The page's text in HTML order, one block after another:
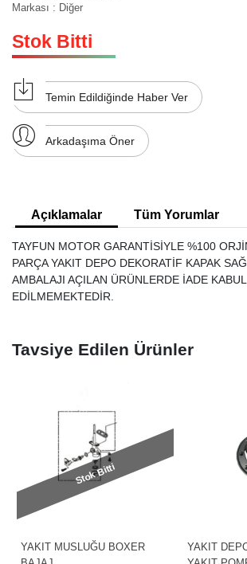
Markası : Diğer
Stok Bitti
Temin Edildiğinde Haber Ver
Arkadaşıma Öner
Açıklamalar Tüm Yorumlar
TAYFUN MOTOR GARANTİSİYLE %100
PARÇA YAKIT DEPO DEKORATİF KAPAK
AMBALAJI AÇILAN ÜRÜNLERDE İADE KABUL
EDİLMEMEKTEDİR.
Tavsiye Edilen Ürünler
Stok Bitti
YAKIT MUSLUĞU BOXER
YAKIT